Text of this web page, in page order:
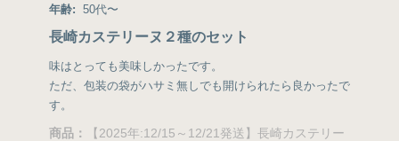
年齢: 50代〜
長崎カステリーヌ２種のセット
味はとっても美味しかったです。
ただ、包装の袋がハサミ無しでも開けられたら良かったで
す。
商品：
【2025年:12/15～12/21発送】長崎カステリー